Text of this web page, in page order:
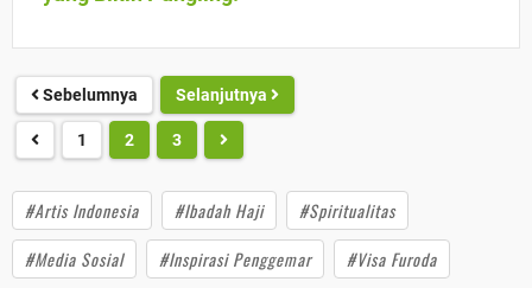
Sebelumnya Selanjutnya
1 2 3
#Artis Indonesia #Ibadah Haji
#Spiritualitas
#Media Sosial
#Inspirasi Penggemar #Visa Furoda